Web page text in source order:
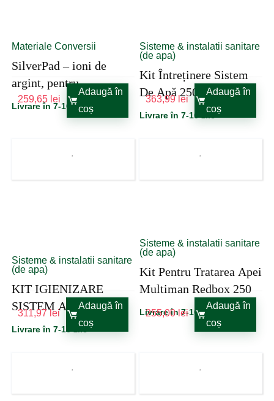
Materiale Conversii
SilverPad – ioni de
argint, pentru
dezinfectare apa
Livrare în 7-10 zile
259,65 lei
Adaugă în
coș
Sisteme & instalatii sanitare
(de apa)
Kit Întreținere Sistem
De Apă 250 L
Livrare în 7-10 zile
363,99 lei
Adaugă în
coș
Sisteme & instalatii sanitare
(de apa)
KIT IGIENIZARE
SISTEM APĂ
MULTIMAN REDBOX
Livrare în 7-10 zile
311,97lei
Adaugă în
coș
Sisteme & instalatii sanitare
(de apa)
Kit Pentru Tratarea Apei
Multiman Redbox 250
Livrare în 7-10 zile
255,00 lei
Adaugă în
coș